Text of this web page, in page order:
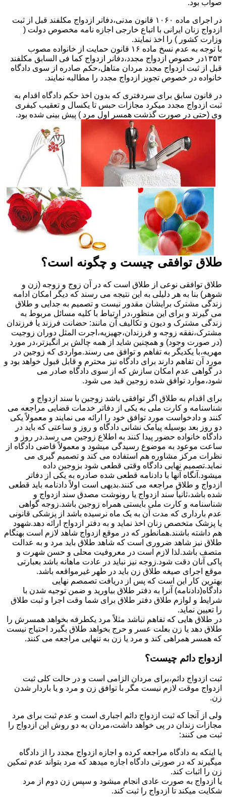
صواب بود.
در اجرای ماده ۱۰۶۰ قانون مدنی،دفاتر ازدواج مکلفند قبل از ثبت
ازدواج زنان ایرانی با اتباع خارجی اجازه نامه مخصوص دولت (
وزارت کشور ) را اخذ نمایند.
با توجه به عدم نسخ ماده ۱۶ قانون حمایت از خانواده مصوب
۱۳۵۳در خصوص ازدواج مجدد،دفانر ازدواج کما فی السابق مکلفند
قبل از ثبت ازدواج مجدد مردان متاهل،حکم صادره از سوی دادگاه
خانواده در خصوص تجویز ازدواج مجدد را مطالبه نمایند.
در قانون سابق برای سردفتری که بدون اخذ حکم دادگاه اقدام به
ثبت ازدواج مجدد میکرد مجازات حبس تا یکسال و تعقیب کیفری
وی (حتی در صورت گذشت همسر اول مرد ) پیش بینی شده بود.
طلاق توافقی چیست و چگونه است؟
طلاق توافقی نوعی از طلاق است که در آن زوج و زوجه (زن و
شوهر) بنا به هر دلیلی به این نتیجه می رسند که دیگر امکان ادامه
زندگی مشترک برایشان مقدور نیست و تصمیم به جدایی و طلاق
می گیرند و برای این منظور،در ارتباط با کلیه مسائل مربوط به
زندگی مشترک و دیون و تکالیف آن مانند: حضانت فرزند یا فرزندان
مشترک،نفقه زوجه و فرزندان،جهیزیه،اجرت المثل دوران زوجیت
(در صورت وجود) و همچنین شاید از همه چالش بر انگیزتر،در مورد
مهریه،با یکدیگر به تفاهم و توافق می رسند.مواردی که زوجین در
مورد آن تفاهم دارند برای دادگاه نیز محترم و قابل قبول خواهد بود و
در گواهی عدم امکان سازش که از سوی دادگاه صادر می
شود،موارد توافق شده زوجین قید می شود.
برای اقدام به طلاق اگر توافقی باشد زوجین با سند ازدواج و
شناسنامه و کارت ملی به یکی از دفاتر خدمات قضایی مراجعه می
کنند و دادخواست مورد توافق خود را ارائه می نمایند و معمولاً یکی
دو روز بعد بوسیله پیامک نشانی دادگاه و روز و ساعتی که باید در
دادگاه خانواده حضور پیدا کنند به اطلاع زوجین می رسد.در روز و
ساعت موعود به موضوع رسیدگی میشود و معمولاً قاضی دادگاه از
نظرات مرکز مشاوره هم استفاده می کند و تصمیم گیری می
نماید.تصمیم نهایی دادگاه وقتی قطعی شود بزوجین داده
میشود.آنگاه آنها با دادنامه قطعی شده صادره به یکی از دفاتر
ازدواج و طلاق مراجعه می کنند.بدیهی است اولاً دادنامه باید قطعی
شده باشد،ثانیاً سند ازدواج یا رونوشت مصدق سند ازدواج و
شناسنامه و کارت ملی بایستی همراه زوجین باشد.زوجه گواهی
عدم بارداری که مدت آن به یک ماه نرسیده باشد از پزشکی قانونی
یا پزشک متخصص زنان اخذ نماید و به دفتر ازدواج ارائه دهد.شهود
هم داشته باشند.همانطور که در موقع ازدواج شاهد لازم است بهنگام
طلاق نیز شاهد ضروری است که شاهد طلاق باید مرد و به عدالت
متصف باشد.لذا لازم است در معروفیت محلی و حسن شهرت و
پاکی آنان دقت شود.زوجه نیز نباید در عادت ماهانه باشد بعبارتی
موقع اجرای صیغه طلاق زن باید در طهر غیرمواقعه باشد.
بهترین کار این است که پس از دریافت تصمصم نهایی
دادگاه(دادنامه) آنرا به دفتر طلاق بیاورید و ضمن توجیه شدن با
شرایط و لوازم طلاق دفتر طلاق برای شما وقت اجرا و ثبت طلاق
را تعیین نماید.
در طلاق هایی که تفاهم نباشد مثلاً مرد یکطرفه بخواهد همسرش را
طلاق دهد یا زن بعلت عسر و حرج بخواهد طلاق بگیرد احتیاج نیست
که همسر همراهی کند و مرد یا زن به تنهایی مراجعه می کنند.
ازدواج دائم چیست؟
ثبت ازدواج دائم،برای مردان الزامی است و در حالت کلی ثبت
ازدواج موقت لازم نیست مگر با توافق زن و مرد و یا باردار شدن
زن.
ولی از آنجا که ثبت ازدواج دائم اجباری است و عدم ثبت برای مرد
مجازات زندان در پی خواهد داشت،مردان به دو روش این ازدواج را
ثبت می کنند:
یا اینکه به دادگاه مراجعه کرده و اجازه ازدواج مجدد را از دادگاه
میگیرند که در صورتی دادگاه اجازه میدهد که مرد بتواند عدم تمکین
زن را اثبات کند.
یا ازدواج به صورت عادی انجام میشود و سپس زن دوم از مرد
شکایت میکند تا ازدواج را ثبت کند.